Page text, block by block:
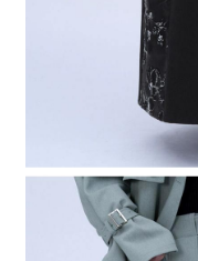
２．關於個人資料處理事宜
３．未成年的使用者請事先
「AFTEE先享後付」，若未
４．使用「AFTEE先享後付
時審查核予不同之上限額度
請求用戶進行身份認證。
５．嚴禁一人註冊多個帳號
恩沛科技股份有限公司將有